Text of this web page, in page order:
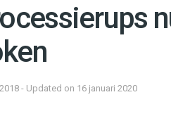
- Updated on 16 januari 2020